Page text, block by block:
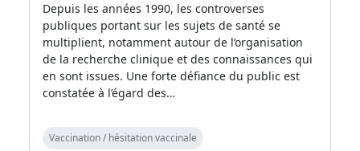
Depuis les années 1990, les controverses
publiques portant sur les sujets de santé se
multiplient, notamment autour de l’organisation
de la recherche clinique et des connaissances qui
en sont issues. Une forte défiance du public est
constatée à l’égard des…
Vaccination / hésitation vaccinale